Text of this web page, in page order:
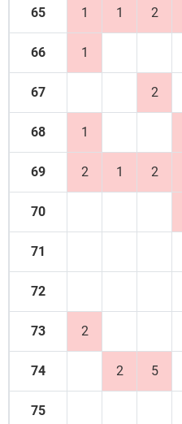
65 1 1 2
66 1
67 2
68 1
69 2 1 2
70
71
72
73 2
74 2 5
75